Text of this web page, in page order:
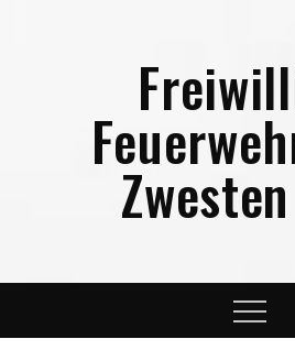
Menu